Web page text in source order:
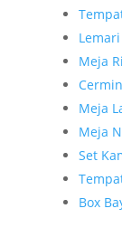
Meja
Meja
Meja
Set
Box